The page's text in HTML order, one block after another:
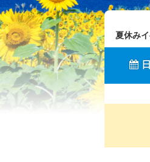
夏休み